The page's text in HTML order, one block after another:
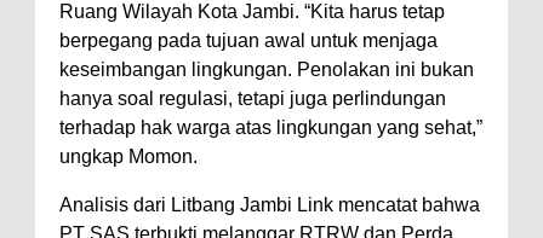
Ruang Wilayah Kota Jambi. “Kita harus tetap
berpegang pada tujuan awal untuk menjaga
keseimbangan lingkungan. Penolakan ini bukan
hanya soal regulasi, tetapi juga perlindungan
terhadap hak warga atas lingkungan yang sehat,”
ungkap Momon.
Analisis dari Litbang Jambi Link mencatat bahwa
PT SAS terbukti melanggar RTRW dan Perda